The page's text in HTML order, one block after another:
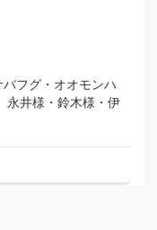
フグ・オオモンハ
井様・鈴木様・伊